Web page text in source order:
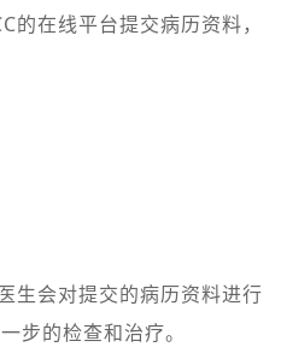
在线平台提交病历资料，
会对提交的病历资料进行
步的检查和治疗。